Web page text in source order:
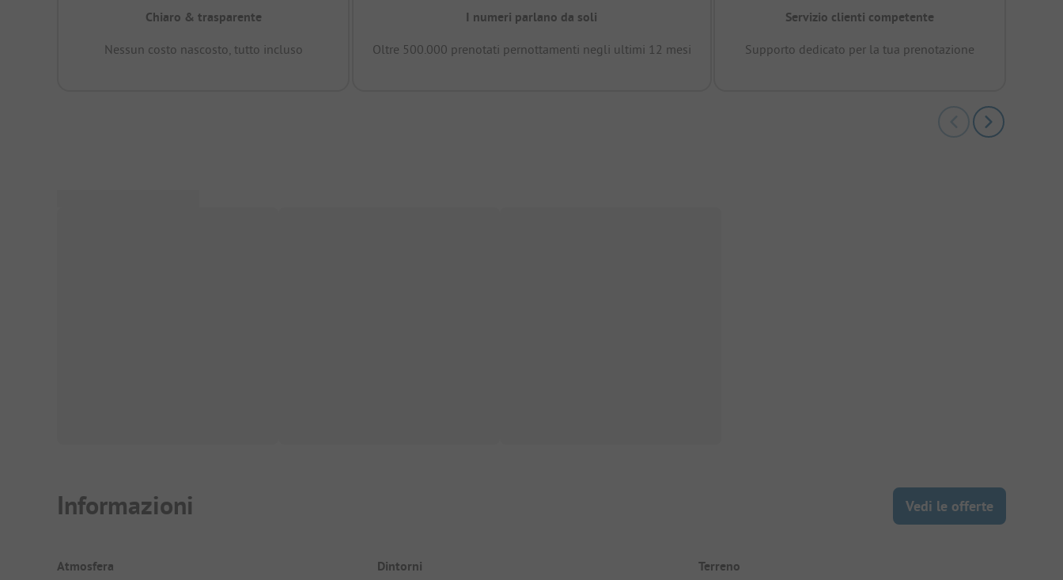
Chiaro & trasparente
Nessun costo nascosto, tutto incluso
I numeri parlano da soli
Oltre 500.000 prenotati pernottamenti negli ultimi 12 mesi
Servizio clienti competente
Supporto dedicato per la tua prenotazione
Informazioni Vedi le offerte
Atmosfera Dintorni Terreno